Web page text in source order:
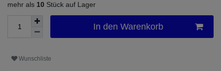
mehr als 10 Stück auf Lager
In den Warenkorb
Wunschliste